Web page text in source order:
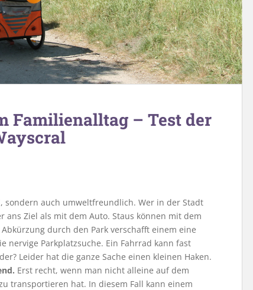
Familienalltag – Test der
sondern auch umweltfreundlich. Wer in der Stadt
Ziel als mit dem Auto. Staus können mit dem
durch den Park verschafft einem eine
nervige Parkplatzsuche. Ein Fahrrad kann fast
Leider hat die ganze Sache einen kleinen Haken.
Erst recht, wenn man nicht alleine auf dem
transportieren hat. In diesem Fall kann einem